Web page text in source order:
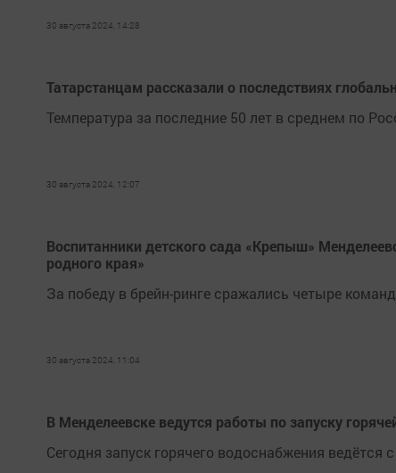
30 августа 2024, 14:28
Татарстанцам рассказали о последствиях
Температура за последние 50 лет в среднем по
30 августа 2024, 12:07
Воспитанники детского сада «Крепыш»
родного края»
За победу в брейн-ринге сражались четыре
30 августа 2024, 11:04
В Менделеевске ведутся работы по запуску
Сегодня запуск горячего водоснабжения ведётся